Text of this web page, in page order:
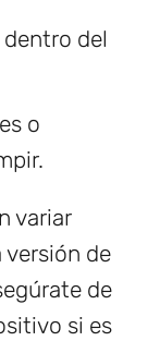
dentro del
o
variar
de
de
si es